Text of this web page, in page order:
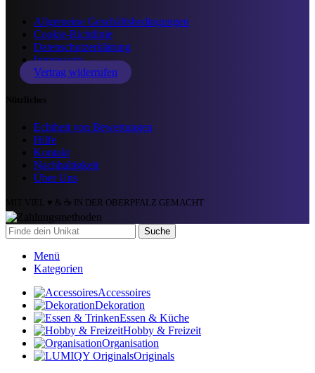
Allgemeine Geschäftsbedingungen
Cookie-Richtlinie
Datenschutzerklärung
Impressum
Vertrag widerrufen
Nützliches
Echtheit von Bewertungen
Hilfe
Kontakt
Nachhaltigkeit
Über Uns
MIT VIEL ♥️ & ☕ IN DER OBERPFALZ GEMACHT
Suche
Menü
Kategorien
Accessoires
Dekoration
Essen & Küche
Hobby & Freizeit
Organisation
Originals